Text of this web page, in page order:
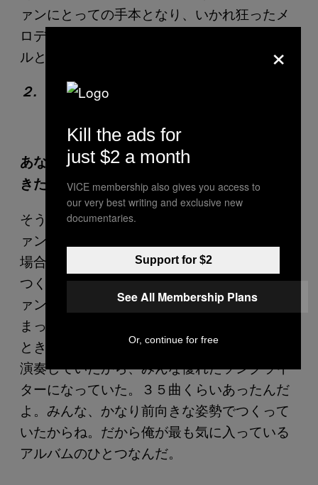
ァンにとっての手本となり、いかれ狂ったメ
ロディも使うようになったんだ。その曲にビ
ルと俺が歌詞を乗せてた。
２.『Everything Sucks』(1996)
あなたたちが、新旧、両ファンの元に戻って
きた作品です。
そうだね。８０年代に俺たちを聴いていたフ
ァンを呼び戻す結果になった。彼らの弟や、
場合によっては彼らの子供たちに、テープを
つくって聴かせた世代だ。そんな多世代のフ
ァンが、俺たちのライブを観に来てくれた。
まったく予想しなかったよ。このアルバムの
とき、他の連中はALL*として８年ほど一緒に
演奏していたから、みんな優れたソングライ
ターになっていた。３５曲くらいあったんだ
よ。みんな、かなり前向きな姿勢でつくって
いたからね。だから俺が最も気に入っている
アルバムのひとつなんだ。
×
Kill the ads for
just $2 a month
VICE membership also gives you access to
our very best writing and exclusive new
documentaries.
Support for $2
See All Membership Plans
Or, continue for free